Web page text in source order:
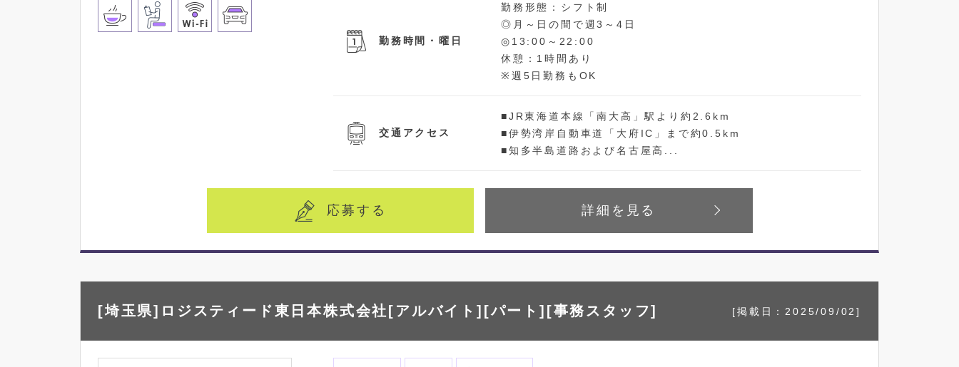
勤務時間・曜日
勤務形態：シフト制
◎月～日の間で週3～4日
◎13:00～22:00
休憩：1時間あり
※週5日勤務もOK
交通アクセス
■JR東海道本線「南大高」駅より約2.6km
■伊勢湾岸自動車道「大府IC」まで約0.5km
■知多半島道路および名古屋高...
応募する 詳細を見る
[埼玉県]ロジスティード東日本株式会社[アルバイト][パート][事務スタッフ] [掲載日：2025/09/02]